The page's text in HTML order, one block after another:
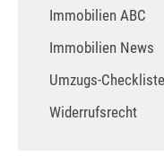
Immobilien ABC
Immobilien News
Umzugs-Checkliste
Widerrufsrecht